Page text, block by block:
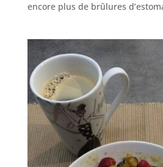
encore plus de brûlures